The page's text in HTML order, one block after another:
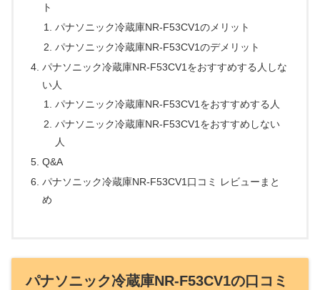
ト
パナソニック冷蔵庫NR-F53CV1のメリット
パナソニック冷蔵庫NR-F53CV1のデメリット
パナソニック冷蔵庫NR-F53CV1をおすすめする人しな
い人
パナソニック冷蔵庫NR-F53CV1をおすすめする人
パナソニック冷蔵庫NR-F53CV1をおすすめしない
人
Q&A
パナソニック冷蔵庫NR-F53CV1口コミ レビューまと
め
パナソニック冷蔵庫NR-F53CV1の口コミ